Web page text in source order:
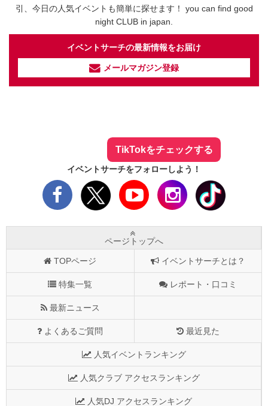
引、今日の人気イベントも簡単に探せます！ you can find good
night CLUB in japan.
イベントサーチの最新情報をお届け
メールマガジン登録
TikTokをチェックする
イベントサーチをフォローしよう！
ページトップへ
TOPページ イベントサーチとは？
特集一覧 レポート・口コミ
最新ニュース
よくあるご質問 最近見た
人気イベントランキング
人気クラブ アクセスランキング
人気DJ アクセスランキング